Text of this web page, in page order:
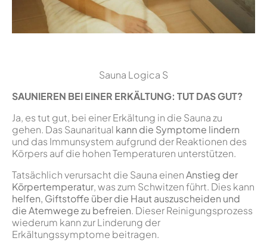
Sauna Logica S
SAUNIEREN BEI EINER ERKÄLTUNG: TUT DAS GUT?
Ja, es tut gut, bei einer Erkältung in die Sauna zu
gehen. Das Saunaritual kann die Symptome lindern
und das Immunsystem aufgrund der Reaktionen des
Körpers auf die hohen Temperaturen unterstützen.
Tatsächlich verursacht die Sauna einenAnstieg der
Körpertemperatur, was zum Schwitzen führt. Dies kann
helfen, Giftstoffe über die Haut auszuscheiden und
die Atemwege zu befreien. Dieser Reinigungsprozess
wiederum kann zur Linderung der
Erkältungssymptome beitragen.